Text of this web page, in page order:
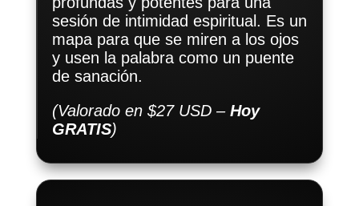
sesión de intimidad espiritual. Es un
mapa para que se miren a los ojos
y usen la palabra como un puente
de sanación.
(Valorado en $27 USD – Hoy
GRATIS)